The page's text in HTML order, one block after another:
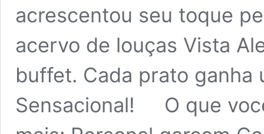
acrescentou seu toque
acervo de louças Vista
buffet. Cada prato ganha
Sensacional! O que